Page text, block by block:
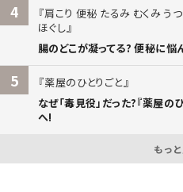
4
肩こり 便秘 たるみ むくみ う
ほぐし
腸のどこが凝ってる? 便秘に悩
5
薬屋のひとりごと
なぜ「毒見役」だった?『薬屋の
へ!
もっ